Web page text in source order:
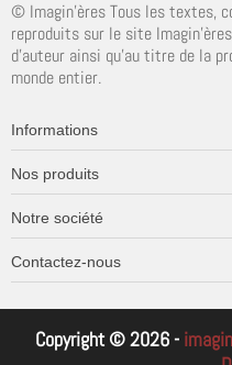
© Imagin'ères Tous les textes,
reproduits sur le site
d'auteur ainsi qu'au titre de la
monde entier.
Informations
Nos produits
Notre société
Contactez-nous
Copyright © 2026 -